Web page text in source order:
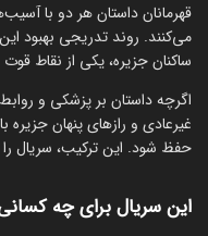
قهرمانان داستان هر دو با
می‌کنند. روند تدریجی بهبود
ساکنان جزیره، یکی از نقاط
اگرچه داستان بر پزشکی و روابط
غیرعادی و رازهای پنهان
حفظ شود. این ترکیب، سریال را
این سریال برای چه